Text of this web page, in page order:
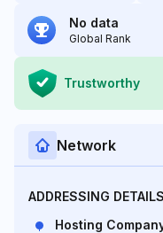
No data
Global Rank
Trustworthy
Network
ADDRESSING DETAILS
Hosting